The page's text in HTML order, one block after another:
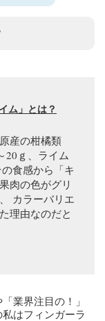
ム」とは？
産の柑橘類
20ｇ、ライム
食感から「キ
肉の色がグリ
カラーバリエ
理由なのだと
業界注目の！」
はフィンガーラ